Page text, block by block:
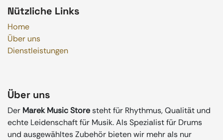
Nützliche Links
Home
Über uns
Dienstleistungen
Über uns
Der Marek Music Storesteht für Rhythmus, Qualität und
echte Leidenschaft für Musik. Als Spezialist für Drums
und ausgewähltes Zubehör bieten wir mehr als nur